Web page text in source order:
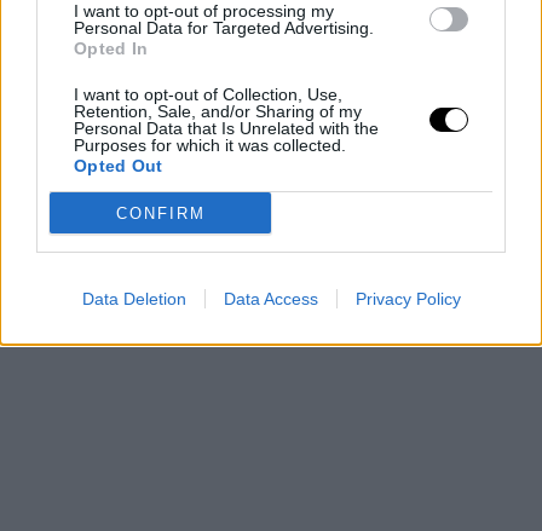
I want to opt-out of processing my
Personal Data for Targeted Advertising.
Opted In
I want to opt-out of Collection, Use,
Retention, Sale, and/or Sharing of my
Personal Data that Is Unrelated with the
Purposes for which it was collected.
Opted Out
CONFIRM
Data Deletion Data Access Privacy Policy